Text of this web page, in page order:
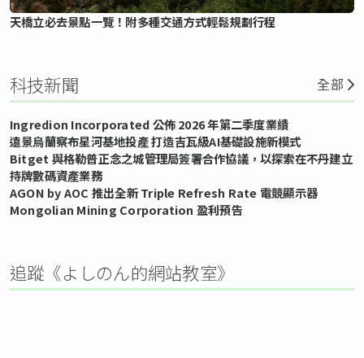
天橋立必去景點一覽！附多種交通方式輕鬆規劃行程
科技新聞 全部
Ingredion Incorporated 公佈 2026 年第二季度業績
遠景烏蘭察布星河基地投產 打造吉瓦級AI基礎設施新模式
Bitget 與格勒普正念之城管理局簽署合作協議，以探索在不丹建立
持牌數碼資產業務
AGON by AOC 推出全新 Triple Refresh Rate 電競顯示器
Mongolian Mining Corporation 盈利預告
追蹤《よしのん的網站教室》